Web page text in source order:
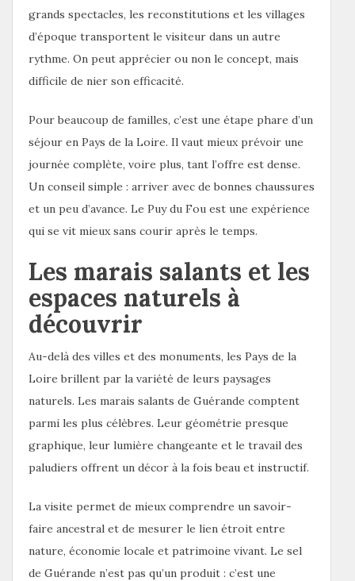
grands spectacles, les reconstitutions et les villages
d’époque transportent le visiteur dans un autre
rythme. On peut apprécier ou non le concept, mais
difficile de nier son efficacité.
Pour beaucoup de familles, c’est une étape phare d’un
séjour en Pays de la Loire. Il vaut mieux prévoir une
journée complète, voire plus, tant l’offre est dense.
Un conseil simple : arriver avec de bonnes chaussures
et un peu d’avance. Le Puy du Fou est une expérience
qui se vit mieux sans courir après le temps.
Les marais salants et les
espaces naturels à
découvrir
Au-delà des villes et des monuments, les Pays de la
Loire brillent par la variété de leurs paysages
naturels. Les marais salants de Guérande comptent
parmi les plus célèbres. Leur géométrie presque
graphique, leur lumière changeante et le travail des
paludiers offrent un décor à la fois beau et instructif.
La visite permet de mieux comprendre un savoir-
faire ancestral et de mesurer le lien étroit entre
nature, économie locale et patrimoine vivant. Le sel
de Guérande n’est pas qu’un produit : c’est une